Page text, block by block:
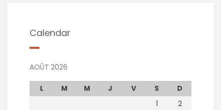
Calendar
AOÛT 2026
L M M J V S
D
1
2